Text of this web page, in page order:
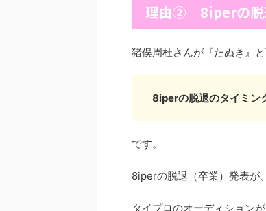
理由② 8iperの脱
猪俣周杜さんが『たぬき』
8iperの脱退のタイミン
です。
8iperの脱退（卒業）発表が
タイプロのオーディション